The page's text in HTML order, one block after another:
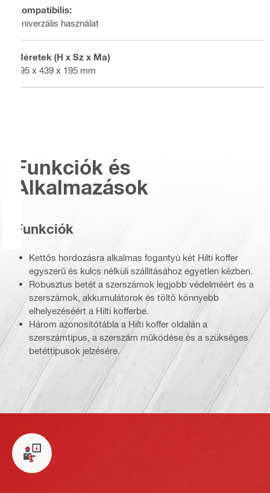
Kompatibilis:
Univerzális használat
Méretek (H x Sz x Ma)
795 x 439 x 195 mm
Funkciók és
Alkalmazások
Funkciók
Kettős hordozásra alkalmas fogantyú két Hilti koffer
egyszerű és kulcs nélküli szállításához egyetlen kézben.
Robusztus betét a szerszámok legjobb védelméért és a
szerszámok, akkumulátorok és töltő könnyebb
elhelyezéséért a Hilti kofferbe.
Három azonosítótábla a Hilti koffer oldalán a
szerszámtípus, a szerszám működése és a szükséges
betéttípusok jelzésére.